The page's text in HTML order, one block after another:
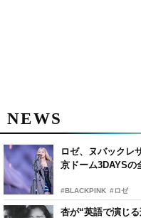
NEWS
ロゼ、ヌバック
京ドーム3DAYSの
#BLACKPINK #ロゼ
杏が“英語で演じ